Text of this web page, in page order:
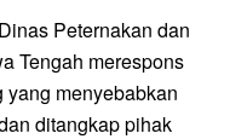
Peternakan dan
Tengah merespons
menyebabkan
ditangkap pihak